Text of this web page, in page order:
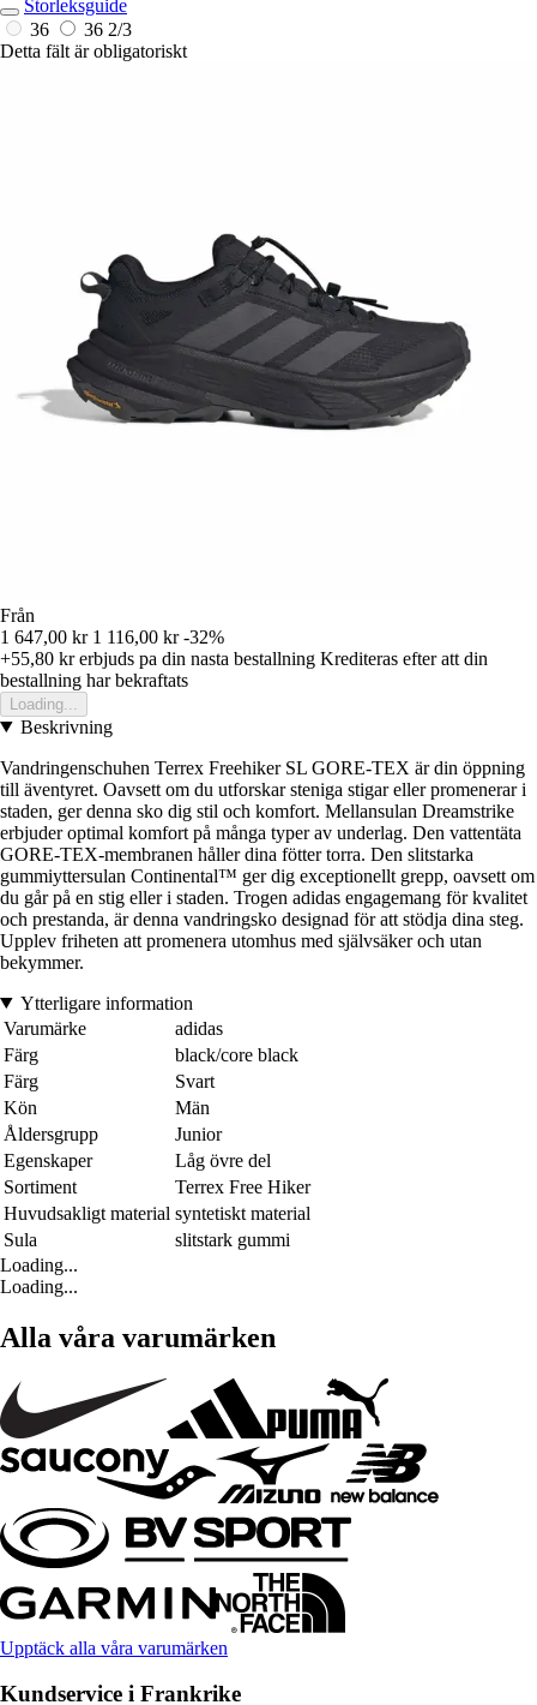
Storleksguide
36
36 2/3
Detta fält är obligatoriskt
Från
1 647,00 kr 1 116,00 kr -32%
+55,80 krerbjuds pa din nasta bestallning Krediteras efter att din
bestallning har bekraftats
Loading...
Beskrivning
Vandringenschuhen Terrex Freehiker SL GORE-TEX är din öppning
till äventyret. Oavsett om du utforskar steniga stigar eller promenerar i
staden, ger denna sko dig stil och komfort. Mellansulan Dreamstrike
erbjuder optimal komfort på många typer av underlag. Den vattentäta
GORE-TEX-membranen håller dina fötter torra. Den slitstarka
gummiyttersulan Continental™ ger dig exceptionellt grepp, oavsett om
du går på en stig eller i staden. Trogen adidas engagemang för kvalitet
och prestanda, är denna vandringsko designad för att stödja dina steg.
Upplev friheten att promenera utomhus med självsäker och utan
bekymmer.
Ytterligare information
Varumärke
adidas
Färg
black/core black
Färg
Svart
Kön
Män
Åldersgrupp
Junior
Egenskaper
Låg övre del
Sortiment
Terrex Free Hiker
Huvudsakligt material syntetiskt material
Sula
slitstark gummi
Loading...
Loading...
Alla våra varumärken
Upptäck alla våra varumärken
Kundservice i Frankrike